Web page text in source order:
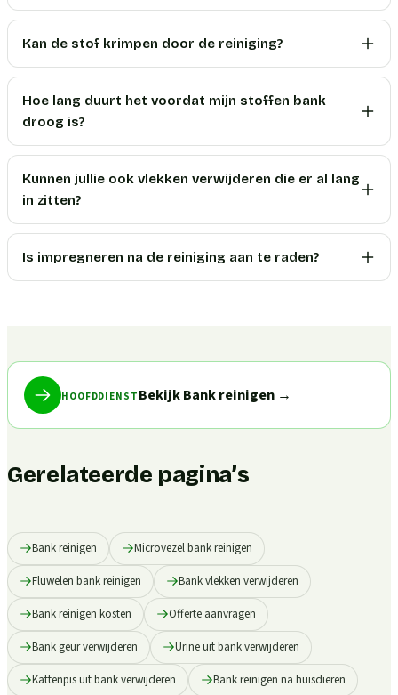
Kan de stof krimpen door de reiniging?
Hoe lang duurt het voordat mijn stoffen bank
droog is?
Kunnen jullie ook vlekken verwijderen die er al lang
in zitten?
Is impregneren na de reiniging aan te raden?
HOOFDDIENST Bekijk Bank reinigen→
Gerelateerde pagina’s
Bank reinigen Microvezel bank reinigen
Fluwelen bank reinigen Bank vlekken verwijderen
Bank reinigen kosten Offerte aanvragen
Bank geur verwijderen Urine uit bank verwijderen
Kattenpis uit bank verwijderen Bank reinigen na huisdieren